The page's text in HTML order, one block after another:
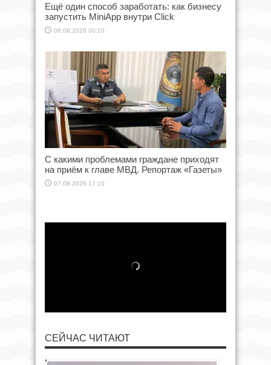
Ещё один способ заработать: как бизнесу
запустить MiniApp внутри Click
08.08.2026 00:10
С какими проблемами граждане приходят
на приём к главе МВД. Репортаж «Газеты»
07.08.2026 17:10
СЕЙЧАС ЧИТАЮТ